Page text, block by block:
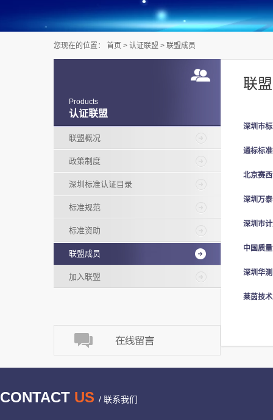
认证联盟
Products
联盟概况
政策制度
深圳标准认证目录
标准规范
标准资助
联盟成员
加入联盟
联
您现在的位置： 首页 > 认证联盟 > 联盟成员
深圳市
通标标
北京赛
深圳万
深圳市
中国质
深圳华
莱茵技
CONTACT US / 联系我们